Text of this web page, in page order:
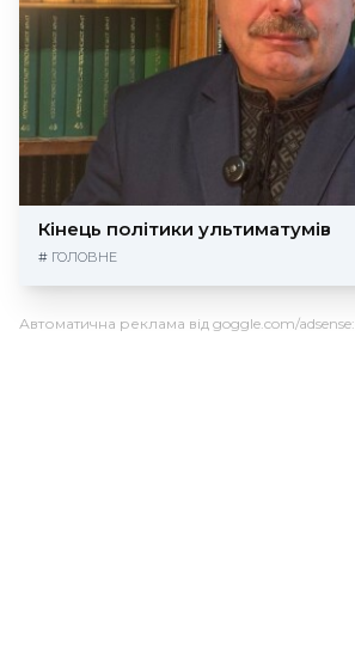
Кінець політики ультиматумів
# ГОЛОВНЕ
Автоматична реклама від goggle.com/adsense: